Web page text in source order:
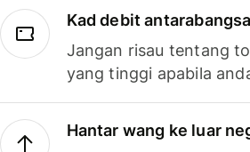
Kad debit antarabangsa
Jangan risau tentang
yang tinggi apabila
Hantar wang ke luar